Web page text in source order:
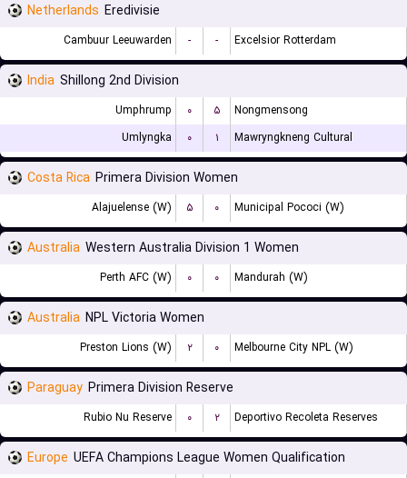
Netherlands Eredivisie
Cambuur Leeuwarden - - Excelsior Rotterdam
India Shillong 2nd Division
Umphrump ۰ ۵
Nongmensong
Umlyngka
۰ ۱ Mawryngkneng Cultural
Costa Rica Primera Division Women
Alajuelense (W) ۵ ۰ Municipal Pococi (W)
Australia Western Australia Division 1 Women
Perth AFC (W) ۰ ۰ Mandurah (W)
Australia NPL Victoria Women
Preston Lions (W) ۲ ۰ Melbourne City NPL (W)
Paraguay Primera Division Reserve
Rubio Nu Reserve ۰ ۲ Deportivo Recoleta Reserves
Europe UEFA Champions League Women Qualification